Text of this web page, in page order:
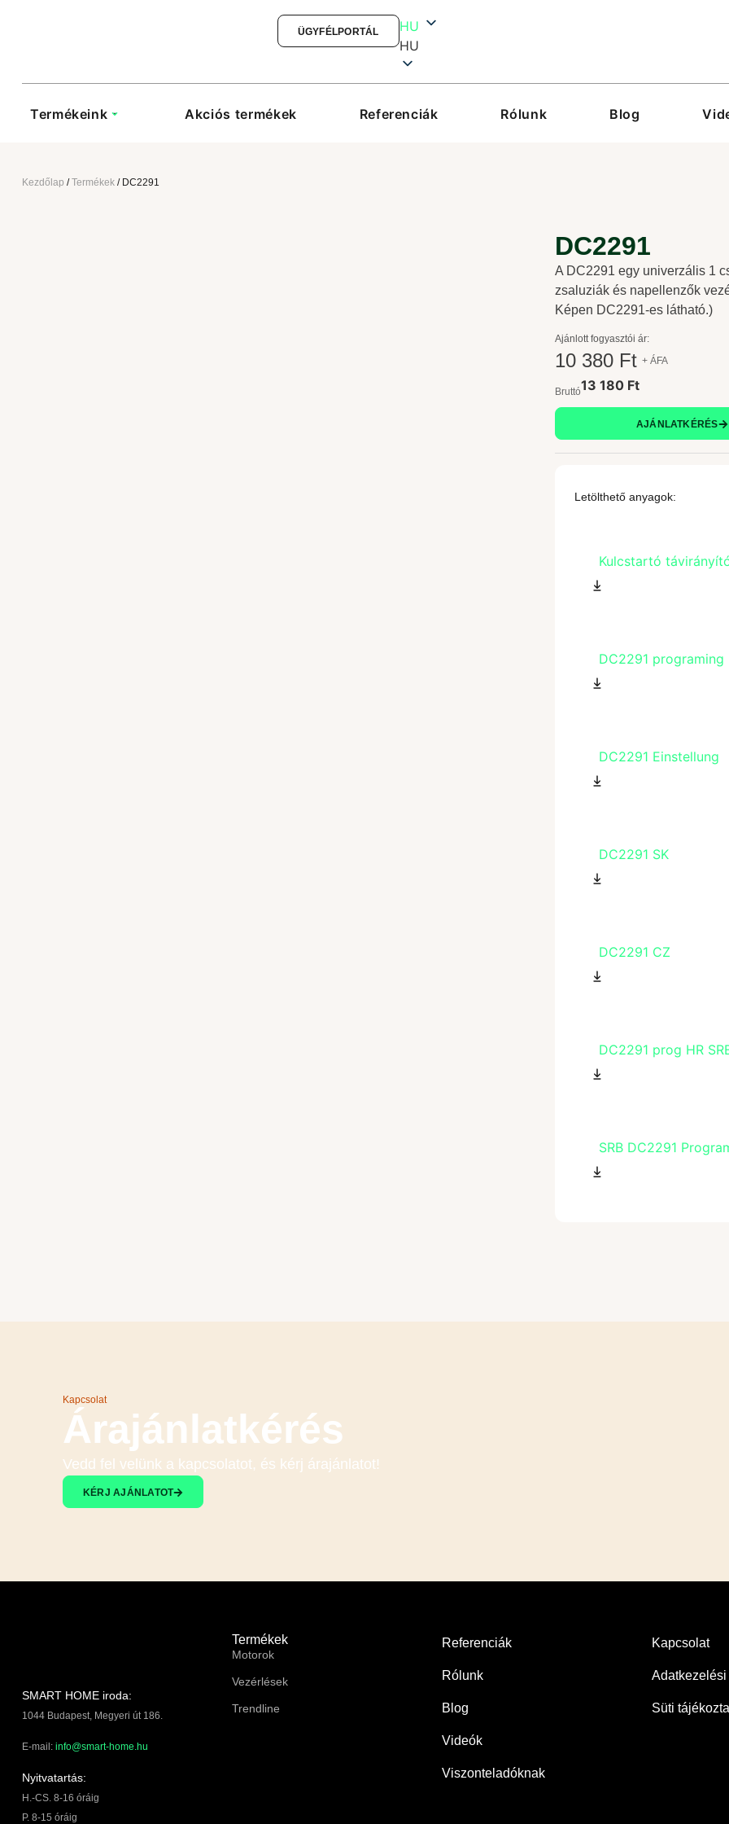
ÜGYFÉLPORTÁL
HU
HU
Termékeink Akciós termékek Referenciák Rólunk Blog
Kezdőlap /Termékek / DC2291
DC2291
A DC2291 egy univerzális 1
zsaluziák és napellenzők
Képen DC2291-es látható.)
Ajánlott fogyasztói ár:
10 380 Ft + ÁFA
Bruttó13 180 Ft
AJÁNLATKÉRÉS
Letölthető anyagok:
Kulcstartó
DC2291 programing
DC2291 Einstellung
DC2291 SK
DC2291 CZ
DC2291 prog HR
SRB DC2291
Kapcsolat
Árajánlatkérés
Vedd fel velünk a kapcsolatot, és kérj árajánlatot!
KÉRJ AJÁNLATOT
SMART HOME iroda:
1044 Budapest, Megyeri út 186.
E-mail: info@smart-home.hu
Nyitvatartás:
H.-CS. 8-16 óráig
P. 8-15 óráig
Termékek
Motorok
Vezérlések
Trendline
Referenciák
Rólunk
Blog
Videók
Viszonteladóknak
Kapcsolat
Süti